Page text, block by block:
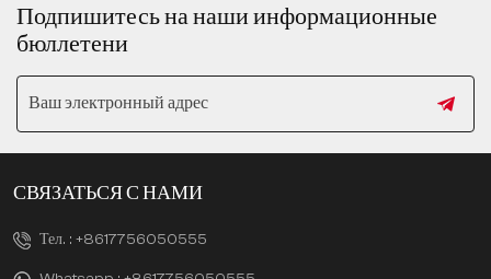
Подпишитесь на наши информационные
бюллетени
СВЯЗАТЬСЯ С НАМИ
Тел. : +8617756050555